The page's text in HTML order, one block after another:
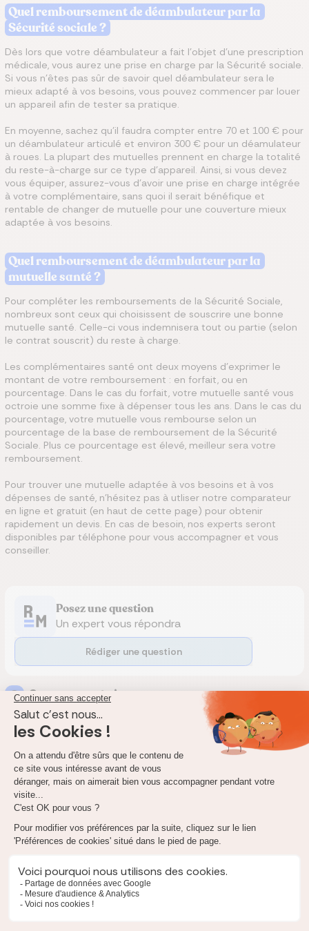
Quel remboursement de déambulateur par la
Sécurité sociale ?
Dès lors que votre déambulateur a fait l'objet d'une prescription
médicale, vous aurez une prise en charge par la Sécurité sociale.
Si vous n'êtes pas sûr de savoir quel déambulateur sera le
mieux adapté à vos besoins, vous pouvez commencer par louer
un appareil afin de tester sa pratique.
En moyenne, sachez qu'il faudra compter entre 70 et 100 € pour
un déambulateur articulé et environ 300 € pour un déamulateur
à roues. La plupart des mutuelles prennent en charge la totalité
du reste-à-charge sur ce type d'appareil. Ainsi, si vous devez
vous équiper, assurez-vous d'avoir une prise en charge intégrée
à votre complémentaire, sans quoi il serait bénéfique et
rentable de changer de mutuelle pour une couverture mieux
adaptée à vos besoins.
Quel remboursement de déambulateur par la
mutuelle santé ?
Pour compléter les remboursements de la Sécurité Sociale,
nombreux sont ceux qui choisissent de souscrire une bonne
mutuelle santé. Celle-ci vous indemnisera tout ou partie (selon
le contrat souscrit) du reste à charge.
Les complémentaires santé ont deux moyens d’exprimer le
montant de votre remboursement : en forfait, ou en
pourcentage. Dans le cas du forfait, votre mutuelle santé vous
octroie une somme fixe à dépenser tous les ans. Dans le cas du
pourcentage, votre mutuelle vous rembourse selon un
pourcentage de la base de remboursement de la Sécurité
Sociale. Plus ce pourcentage est élevé, meilleur sera votre
remboursement.
Pour trouver une mutuelle adaptée à vos besoins et à vos
dépenses de santé, n'hésitez pas à utliser notre comparateur
en ligne et gratuit (en haut de cette page) pour obtenir
rapidement un devis. En cas de besoin, nos experts seront
disponibles par téléphone pour vous accompagner et vous
conseiller.
Posez une question
Un expert vous répondra
Rédiger une question
2commentaire
D Delabruyere Le3 mars 2026
Expert Réassurez-moi Le11 mars 2026
Bonjour,
La Sécurité sociale rembourse l’achat d’un déambulateur à
32,28 €. En cas d’affection de longue durée (ALD), la prise en
charge est de 100 %, soit 53,81 €.
santé, chacune avec des niveaux de remboursement
différents pour le matériel médical. Par exemple, l’offre
« Efficience Santé » prévoit une prise en charge de 100 % à